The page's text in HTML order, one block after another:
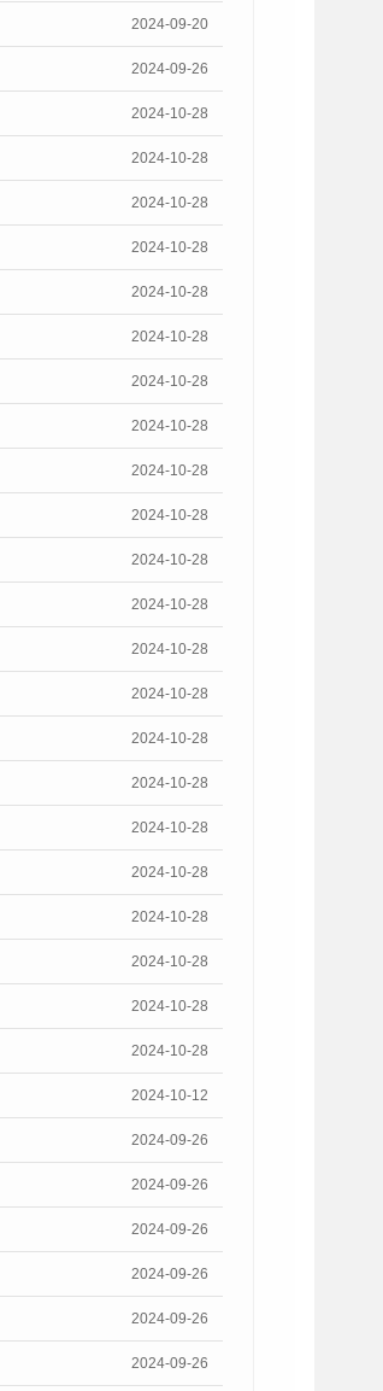
2024-09-20
2024-09-26
2024-10-28
2024-10-28
2024-10-28
2024-10-28
2024-10-28
2024-10-28
2024-10-28
2024-10-28
2024-10-28
2024-10-28
2024-10-28
2024-10-28
2024-10-28
2024-10-28
2024-10-28
2024-10-28
2024-10-28
2024-10-28
2024-10-28
2024-10-28
2024-10-28
2024-10-28
2024-10-12
2024-09-26
2024-09-26
2024-09-26
2024-09-26
2024-09-26
2024-09-26